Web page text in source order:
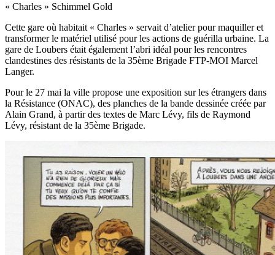
« Charles » Schimmel Gold
Cette gare où habitait « Charles » servait d’atelier pour maquiller et
transformer le matériel utilisé pour les actions de guérilla urbaine. La
gare de Loubers était également l’abri idéal pour les rencontres
clandestines des résistants de la 35ème Brigade FTP-MOI Marcel
Langer.
Pour le 27 mai la ville propose une exposition sur les étrangers dans
la Résistance (ONAC), des planches de la bande dessinée créée par
Alain Grand, à partir des textes de Marc Lévy, fils de Raymond
Lévy, résistant de la 35ème Brigade.